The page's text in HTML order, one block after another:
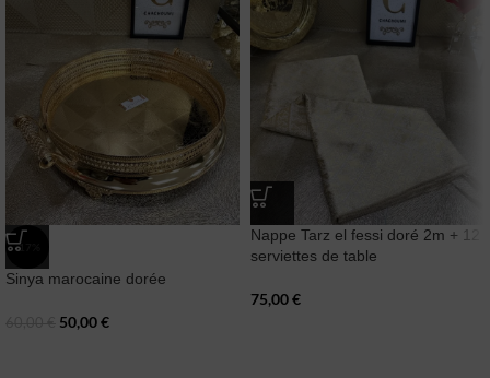
-17%
Sinya marocaine dorée
50,00€
Nappe Tarz el fessi doré 2m + 12
serviettes de table
75,00€